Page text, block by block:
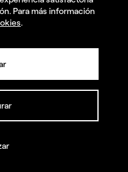
Para más información
.